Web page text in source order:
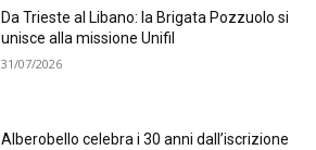
Da Trieste al Libano: la Brigata Pozzuolo si
unisce alla missione Unifil
31/07/2026
Alberobello celebra i 30 anni dall’iscrizione